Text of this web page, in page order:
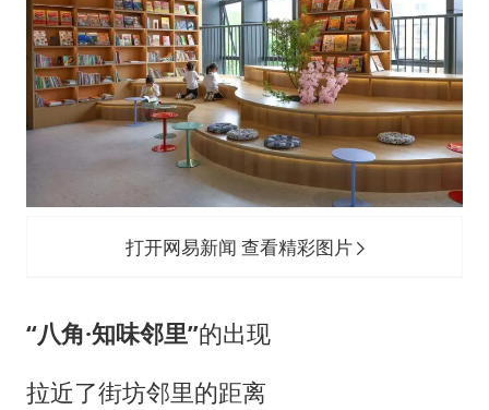
打开网易新闻 查看精彩图片
“八角·知味邻里”的出现
拉近了街坊邻里的距离